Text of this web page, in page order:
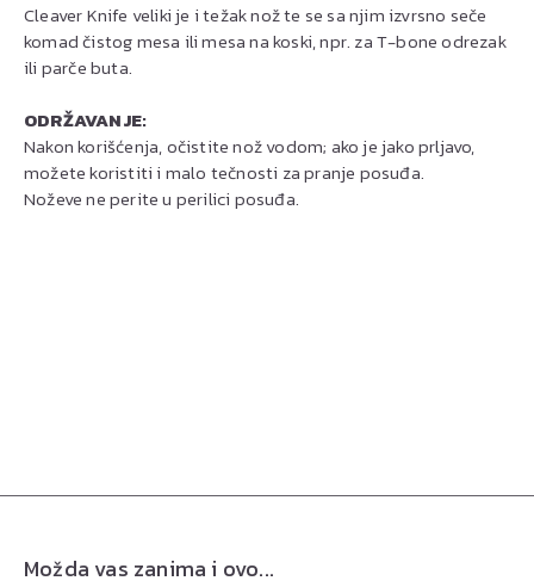
Cleaver Knife veliki je i težak nož te se sa njim izvrsno seče
komad čistog mesa ili mesa na koski, npr. za T-bone odrezak
ili parče buta.
ODRŽAVANJE:
Nakon korišćenja, očistite nož vodom; ako je jako prljavo,
možete koristiti i malo tečnosti za pranje posuđa.
Noževe ne perite u perilici posuđa.
Možda vas zanima i ovo...